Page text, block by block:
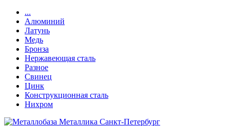
...
Алюминий
Латунь
Медь
Бронза
Нержавеющая сталь
Разное
Свинец
Цинк
Конструкционная сталь
Нихром